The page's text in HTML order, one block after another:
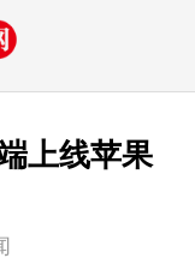
上线苹果